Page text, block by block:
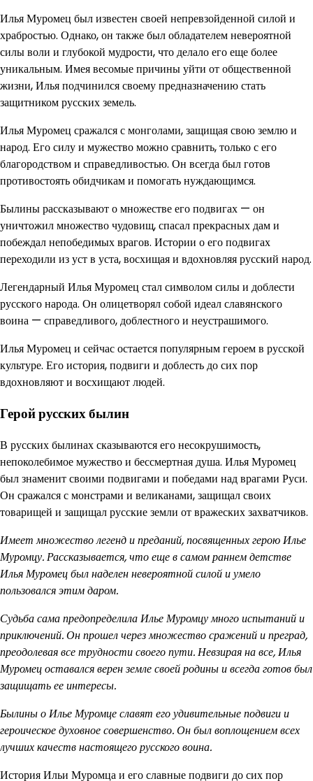
Илья Муромец был известен своей непревзойденной силой и
храбростью. Однако, он также был обладателем невероятной
силы воли и глубокой мудрости, что делало его еще более
уникальным. Имея весомые причины уйти от общественной
жизни, Илья подчинился своему предназначению стать
защитником русских земель.
Илья Муромец сражался с монголами, защищая свою землю и
народ. Его силу и мужество можно сравнить, только с его
благородством и справедливостью. Он всегда был готов
противостоять обидчикам и помогать нуждающимся.
Былины рассказывают о множестве его подвигах — он
уничтожил множество чудовищ, спасал прекрасных дам и
побеждал непобедимых врагов. Истории о его подвигах
переходили из уст в уста, восхищая и вдохновляя русский народ.
Легендарный Илья Муромец стал символом силы и доблести
русского народа. Он олицетворял собой идеал славянского
воина — справедливого, доблестного и неустрашимого.
Илья Муромец и сейчас остается популярным героем в русской
культуре. Его история, подвиги и доблесть до сих пор
вдохновляют и восхищают людей.
Герой русских былин
В русских былинах сказываются его несокрушимость,
непоколебимое мужество и бессмертная душа. Илья Муромец
был знаменит своими подвигами и победами над врагами Руси.
Он сражался с монстрами и великанами, защищал своих
товарищей и защищал русские земли от вражеских захватчиков.
Имеет множество легенд и преданий, посвященных герою Илье
Муромцу. Рассказывается, что еще в самом раннем детстве
Илья Муромец был наделен невероятной силой и умело
пользовался этим даром.
Судьба сама предопределила Илье Муромцу много испытаний и
приключений. Он прошел через множество сражений и преград,
преодолевая все трудности своего пути. Невзирая на все, Илья
Муромец оставался верен земле своей родины и всегда готов был
защищать ее интересы.
Былины о Илье Муромце славят его удивительные подвиги и
героическое духовное совершенство. Он был воплощением всех
лучших качеств настоящего русского воина.
История Ильи Муромца и его славные подвиги до сих пор